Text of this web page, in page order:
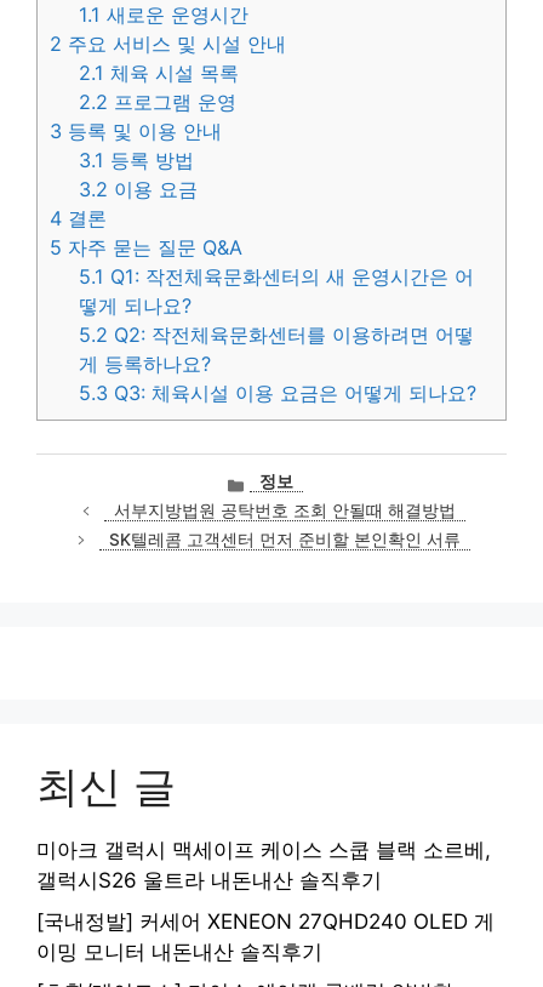
1.1 새로운 운영시간
2 주요 서비스 및 시설 안내
2.1 체육 시설 목록
2.2 프로그램 운영
3 등록 및 이용 안내
3.1 등록 방법
3.2 이용 요금
4 결론
5 자주 묻는 질문 Q&A
5.1 Q1: 작전체육문화센터의 새 운영시간은 어
떻게 되나요?
5.2 Q2: 작전체육문화센터를 이용하려면 어떻
게 등록하나요?
5.3 Q3: 체육시설 이용 요금은 어떻게 되나요?
카
테
고
리
정보
서부지방법원 공탁번호 조회 안될때 해결방법
SK텔레콤 고객센터 먼저 준비할 본인확인 서류
최신 글
미아크 갤럭시 맥세이프 케이스 스쿱 블랙 소르베,
갤럭시S26 울트라 내돈내산 솔직후기
[국내정발] 커세어 XENEON 27QHD240 OLED 게
이밍 모니터 내돈내산 솔직후기